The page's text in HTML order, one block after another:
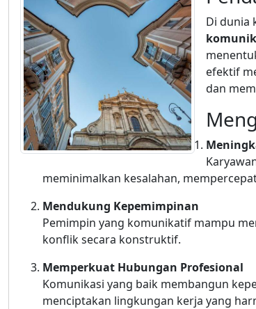
Di dunia
efektif
dan
meminimalkan kesalahan,
Mendukung Kepemimpinan
Pemimpin yang komunikatif mampu
konflik secara konstruktif.
Memperkuat Hubungan Profesional
Komunikasi yang baik membangun
menciptakan lingkungan kerja yang